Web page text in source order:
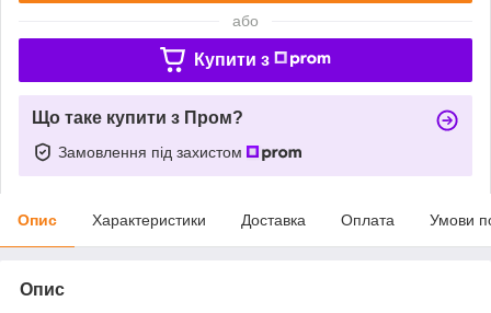
або
Купити з
Що таке купити з Пром?
Замовлення під захистом
Опис Характеристики Доставка Оплата Умови
Опис